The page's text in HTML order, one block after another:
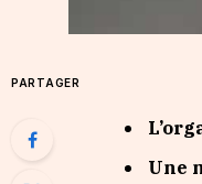
PARTAGER
Une